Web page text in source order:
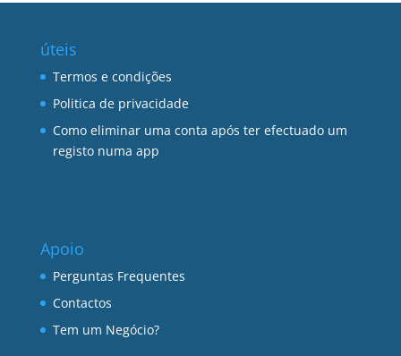
úteis
Termos e condições
Politica de privacidade
Como eliminar uma conta após ter efectuado um
registo numa app
Apoio
Perguntas Frequentes
Contactos
Tem um Negócio?